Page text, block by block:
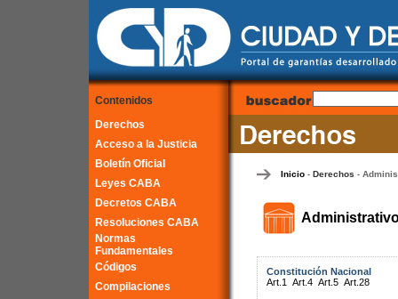
Contenidos
Derechos
Acceso a la Justicia
Boletín Oficial
Leyes CABA
Decretos CABA
Resoluciones CABA
Normas
Fundamentales
Códigos
Compilaciones
Inicio- Derechos -
Constitución Nacional
Art.1
Art.4 Art.5 Art.28